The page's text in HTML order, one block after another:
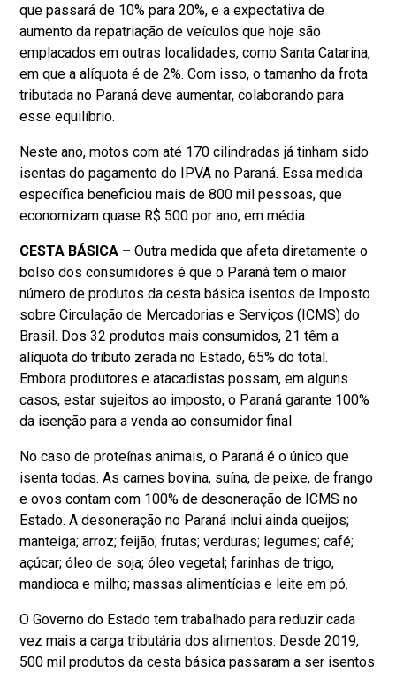
que passará de 10% para 20%, e a expectativa de
aumento da repatriação de veículos que hoje são
emplacados em outras localidades, como Santa Catarina,
em que a alíquota é de 2%. Com isso, o tamanho da frota
tributada no Paraná deve aumentar, colaborando para
esse equilíbrio.
Neste ano, motos com até 170 cilindradas já tinham sido
isentas do pagamento do IPVA no Paraná. Essa medida
específica beneficiou mais de 800 mil pessoas, que
economizam quase R$ 500 por ano, em média.
CESTA BÁSICA – Outra medida que afeta diretamente o
bolso dos consumidores é que o Paraná tem o maior
número de produtos da cesta básica isentos de Imposto
sobre Circulação de Mercadorias e Serviços (ICMS) do
Brasil. Dos 32 produtos mais consumidos, 21 têm a
alíquota do tributo zerada no Estado, 65% do total.
Embora produtores e atacadistas possam, em alguns
casos, estar sujeitos ao imposto, o Paraná garante 100%
da isenção para a venda ao consumidor final.
No caso de proteínas animais, o Paraná é o único que
isenta todas. As carnes bovina, suína, de peixe, de frango
e ovos contam com 100% de desoneração de ICMS no
Estado. A desoneração no Paraná inclui ainda queijos;
manteiga; arroz; feijão; frutas; verduras; legumes; café;
açúcar; óleo de soja; óleo vegetal; farinhas de trigo,
mandioca e milho; massas alimentícias e leite em pó.
O Governo do Estado tem trabalhado para reduzir cada
vez mais a carga tributária dos alimentos. Desde 2019,
500 mil produtos da cesta básica passaram a ser isentos